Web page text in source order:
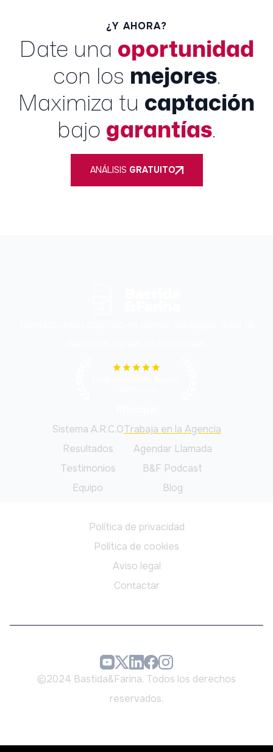
¿Y AHORA?
Date una oportunidad
con los mejores.
Maximiza tu captación
bajo garantías.
ANÁLISIS GRATUITO
Sistema A.R.C.O
Resultados
Testimonios
Equipo
Trabaja en la Agencia
Agendar Llamada
B&F Podcast
Blog
Política de privacidad
Política de cookies
Aviso legal
Contactar
©2024 Bastida&Farina. Todos los derechos
reservados.